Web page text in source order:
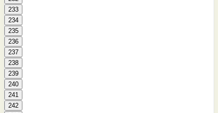
233
234
235
236
237
238
239
240
241
242